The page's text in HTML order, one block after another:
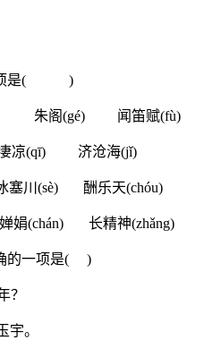
一项是( )
朱阁(gé) 闻笛赋(fù)
凉(qī) 济沧海(jǐ)
川(sè) 酬乐天(chóu)
(chán) 长精神(zhǎng)
的一项是( )
？
宇。